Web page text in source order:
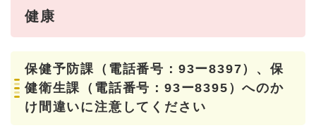
健康
保健予防課（電話番号：︎93ー8397）、保
健衛生課（電話番号：︎93ー8395）へのか
け間違いに注意してください